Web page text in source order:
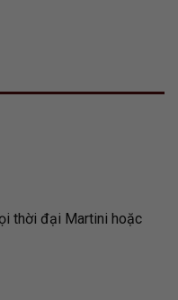
thời đại Martini hoặc